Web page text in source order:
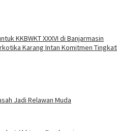
KKBWKT XXXVI di Banjarmasin
Karang Intan Komitmen
Jadi Relawan Muda